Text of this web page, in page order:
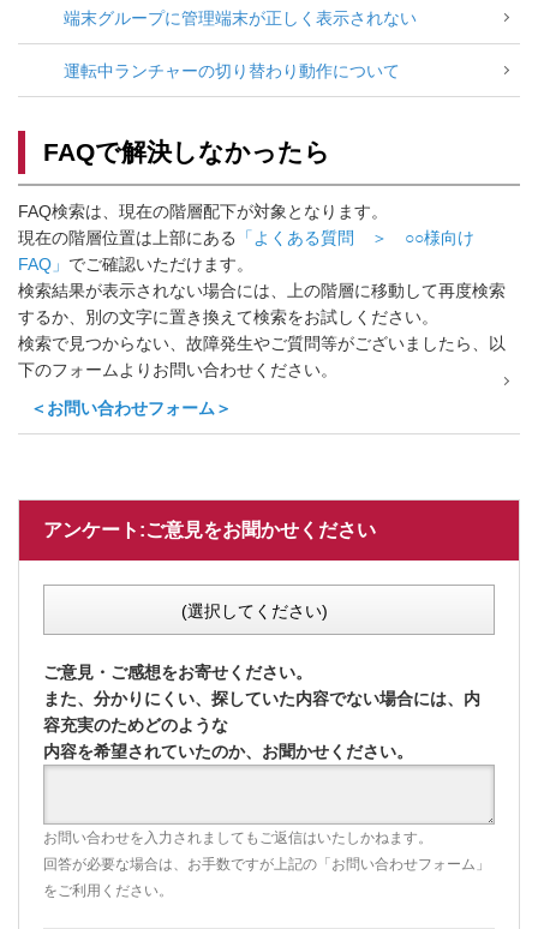
端末グループに管理端末が正しく表示されない
運転中ランチャーの切り替わり動作について
FAQで解決しなかったら
FAQ検索は、現在の階層配下が対象となります。
現在の階層位置は上部にある
「よくある質問 ＞ ○○様向け
FAQ」 でご確認いただけます。
検索結果が表示されない場合には、上の階層に移動して再度検索
するか、別の文字に置き換えて検索をお試しください。
検索で見つからない、故障発生やご質問等がございましたら、以
下のフォームよりお問い合わせください。
＜お問い合わせフォーム＞
アンケート:ご意見をお聞かせください
(選択してください)
ご意見・ご感想をお寄せください。
また、分かりにくい、探していた内容でない場合には、内
容充実のためどのような
内容を希望されていたのか、お聞かせください。
お問い合わせを入力されましてもご返信はいたしかねます。
回答が必要な場合は、お手数ですが上記の「お問い合わせフォーム」
をご利用ください。